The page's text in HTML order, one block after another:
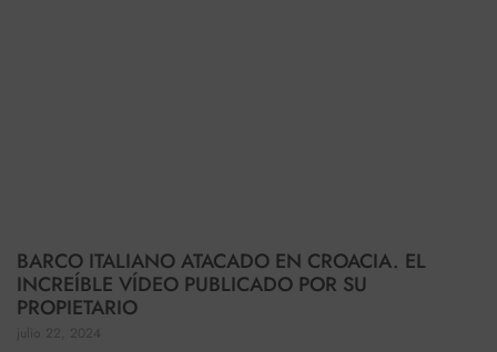
BARCO ITALIANO ATACADO EN CROACIA. EL
INCREÍBLE VÍDEO PUBLICADO POR SU
PROPIETARIO
julio 22, 2024